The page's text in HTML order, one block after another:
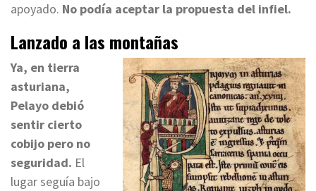
apoyado. No podía aceptar la propuesta del infiel.
Lanzado a las montañas
Ya, en tierra
asturiana,
Pelayo debió
sentir cierto
cobijo pero no
seguridad. El
lugar seguía bajo